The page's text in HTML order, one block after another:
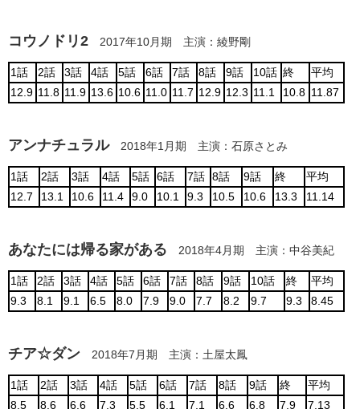
コウノドリ2 2017年10月期 主演：綾野剛
1話 2話 3話 4話 5話 6話 7話 8話 9話 10話 終
平均
12.9 11.8 11.9 13.6 10.6 11.0 11.7 12.9 12.3 11.1 10.8 11.87
アンナチュラル2018年1月期 主演：石原さとみ
1話 2話 3話 4話 5話 6話 7話 8話 9話 終
平均
12.7
13.1 10.6 11.4 9.0 10.1 9.3 10.5 10.6 13.3 11.14
あなたには帰る家がある 2018年4月期 主演：中谷美紀
1話 2話 3話 4話 5話 6話 7話 8話 9話 10話 終
平均
9.3
8.1 9.1 6.5 8.0 7.9 9.0 7.7 8.2 9.7 9.3 8.45
チア☆ダン 2018年7月期 主演：土屋太鳳
1話 2話 3話 4話 5話 6話 7話 8話 9話 終
平均
8.5
8.6 6.6 7.3 5.5 6.1 7.1 6.6 6.8 7.9 7.13